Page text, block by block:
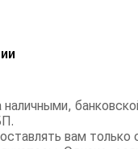
вам только